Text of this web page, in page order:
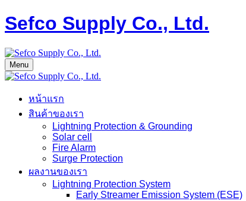
Sefco Supply Co., Ltd.
Menu
หน้าแรก
สินค้าของเรา
Lightning Protection & Grounding
Solar cell
Fire Alarm
Surge Protection
ผลงานของเรา
Lightning Protection System
Early Streamer Emission System (ESE)